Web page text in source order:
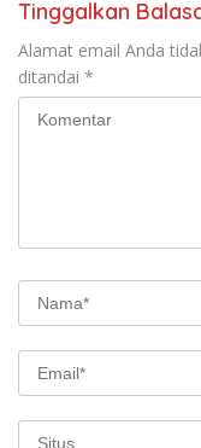
Tinggalkan
Alamat email Anda
ditandai *